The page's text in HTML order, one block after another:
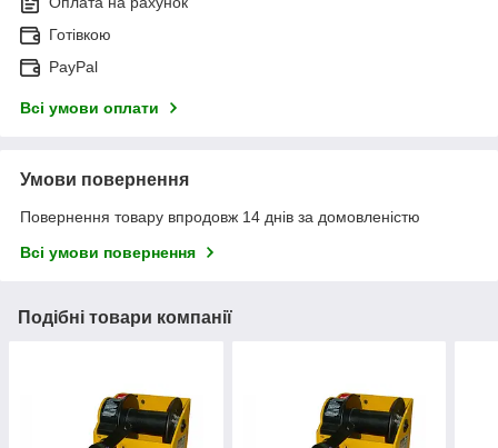
Готівкою
PayPal
Всі умови оплати
Умови повернення
Повернення товару впродовж 14 днів за домовленістю
Всі умови повернення
Подібні товари компанії